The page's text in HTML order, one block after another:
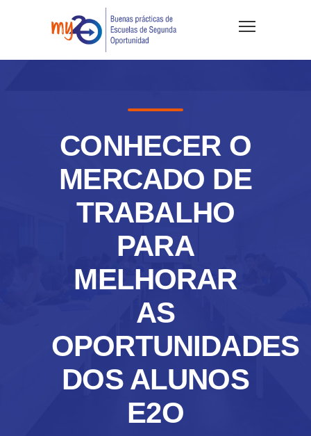
CONHECER O
MERCADO DE
TRABALHO
PARA
MELHORAR
AS
OPORTUNIDADES
DOS ALUNOS
E2O